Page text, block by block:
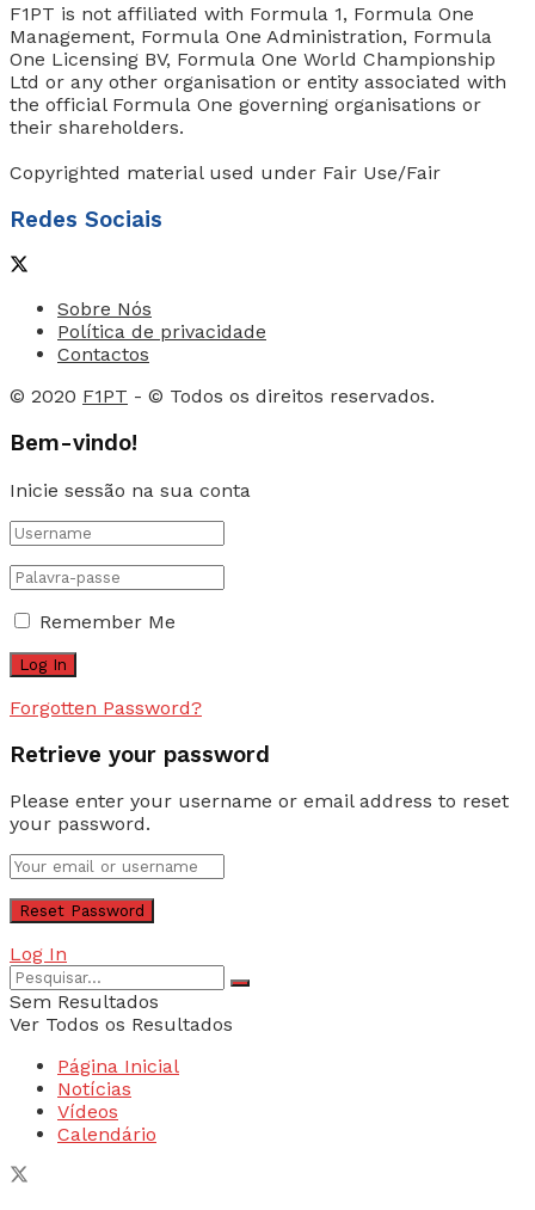
F1PT is not affiliated with Formula 1, Formula One
Management, Formula One Administration, Formula
One Licensing BV, Formula One World Championship
Ltd or any other organisation or entity associated with
the official Formula One governing organisations or
their shareholders.
Copyrighted material used under Fair Use/Fair
Redes Sociais
Sobre Nós
Política de privacidade
Contactos
© 2020 F1PT - © Todos os direitos reservados.
Bem-vindo!
Inicie sessão na sua conta
Remember Me
Forgotten Password?
Retrieve your password
Please enter your username or email address to reset
your password.
Log In
Sem Resultados
Ver Todos os Resultados
Página Inicial
Notícias
Vídeos
Calendário